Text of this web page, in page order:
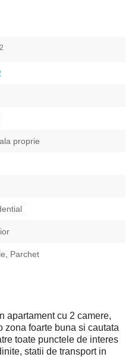
2
proprie
Parchet
apartament cu 2 camere,
zona foarte buna si cautata
toate punctele de interes
statii de transport in